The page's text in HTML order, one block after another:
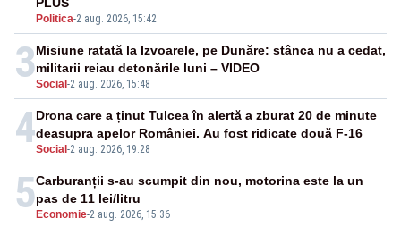
Politica-2 aug. 2026, 15:42
3Social -2 aug. 2026, 15:48
Misiune ratată la Izvoarele, pe Dunăre: stânca nu a cedat,
militarii reiau detonările luni – VIDEO
4Social -2 aug. 2026, 19:28
Drona care a ținut Tulcea în alertă a zburat 20 de minute
deasupra apelor României. Au fost ridicate două F-16
5 Economie-2 aug. 2026, 15:36
Carburanții s-au scumpit din nou, motorina este la un
pas de 11 lei/litru